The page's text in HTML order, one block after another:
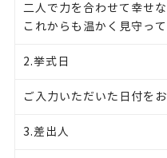
二人で力を合わせて幸せ
これからも温かく見守っ
2.挙式日
ご入力いただいた日付を
3.差出人